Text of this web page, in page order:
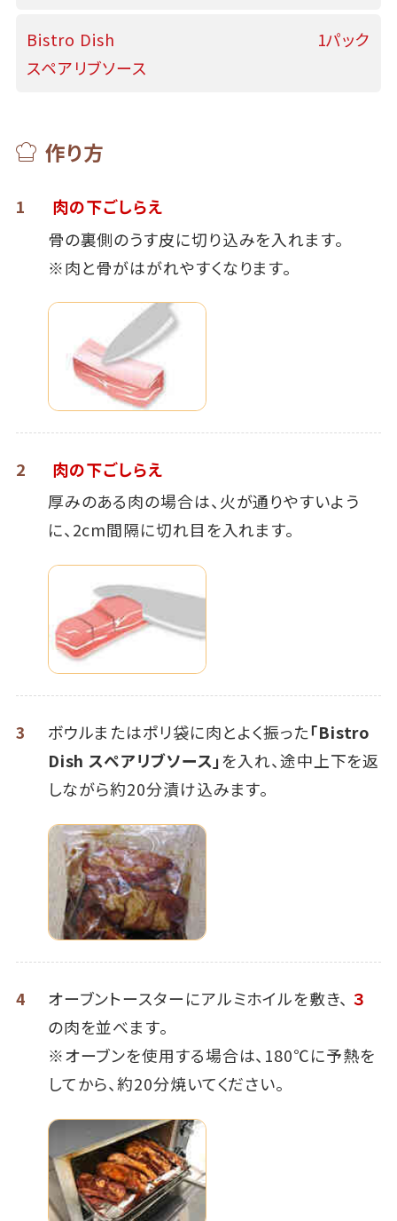
Bistro Dish
スペアリブソース
1パック
作り方
1
肉の下ごしらえ
骨の裏側のうす皮に切り込みを入れます。
※肉と骨がはがれやすくなります。
2
肉の下ごしらえ
厚みのある肉の場合は、火が通りやすいよう
に、2cm間隔に切れ目を入れます。
3 ボウルまたはポリ袋に肉とよく振った「Bistro
Dish スペアリブソース」を入れ、途中上下を返
しながら約20分漬け込みます。
4 オーブントースターにアルミホイルを敷き、 ３
の肉を並べます。
※オーブンを使用する場合は、180℃に予熱を
してから、約20分焼いてください。